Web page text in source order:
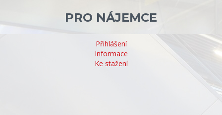
PRO NÁJEMCE
Přihlášení
Informace
Ke stažení